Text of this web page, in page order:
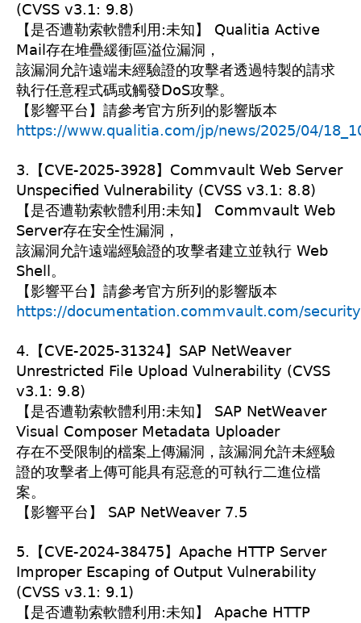
(CVSS v3.1: 9.8)
【是否遭勒索軟體利用:未知】 Qualitia Active
Mail存在堆疊緩衝區溢位漏洞，
該漏洞允許遠端未經驗證的攻擊者透過特製的請求
執行任意程式碼或觸發DoS攻擊。
【影響平台】請參考官方所列的影響版本
https://www.qualitia.com/jp/news/2025/04/
3.【CVE-2025-3928】Commvault Web Server
Unspecified Vulnerability (CVSS v3.1: 8.8)
【是否遭勒索軟體利用:未知】 Commvault Web
Server存在安全性漏洞，
該漏洞允許遠端經驗證的攻擊者建立並執行 Web
Shell。
【影響平台】請參考官方所列的影響版本
https://documentation.commvault.com/
4.【CVE-2025-31324】SAP NetWeaver
Unrestricted File Upload Vulnerability (CVSS
v3.1: 9.8)
【是否遭勒索軟體利用:未知】 SAP NetWeaver
Visual Composer Metadata Uploader
存在不受限制的檔案上傳漏洞，該漏洞允許未經驗
證的攻擊者上傳可能具有惡意的可執行二進位檔
案。
【影響平台】 SAP NetWeaver 7.5
5.【CVE-2024-38475】Apache HTTP Server
Improper Escaping of Output Vulnerability
(CVSS v3.1: 9.1)
【是否遭勒索軟體利用:未知】 Apache HTTP